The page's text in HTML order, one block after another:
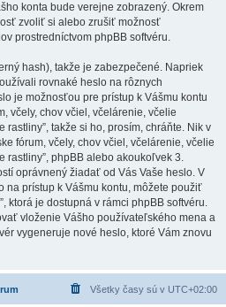
konta bude verejne zobrazený. Okrem
zvoliť si alebo zrušiť možnosť
prostredníctvom phpBB softvéru.
hash), takže je zabezpečené. Napriek
rovnaké heslo na rôznych
je možnosťou pre prístup k Vášmu kontu
včely, chov včiel, včelárenie, včelie
rastliny”, takže si ho, prosím, chráňte. Nik v
fórum, včely, chov včiel, včelárenie, včelie
rastliny”, phpBB alebo akoukoľvek 3.
oprávnený žiadať od Vás Vaše heslo. V
na prístup k Vášmu kontu, môžete použiť
ktorá je dostupná v rámci phpBB softvéru.
vloženie Vášho používateľského mena a
vygeneruje nové heslo, ktoré Vám znovu
Všetky časy sú v UTC+02:00